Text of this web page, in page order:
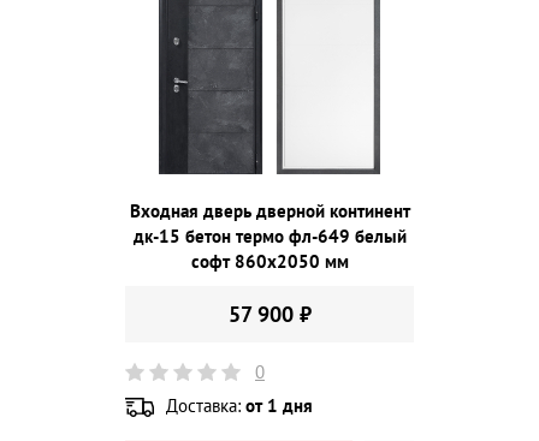
Входная дверь дверной континент
дк-15 бетон термо фл-649 белый
софт 860х2050 мм
57 900 ₽
0
Доставка: от 1 дня